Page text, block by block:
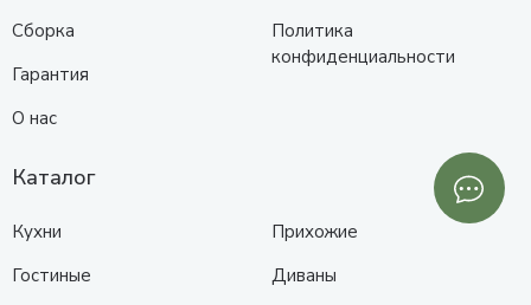
Сборка
Гарантия
О нас
Политика
конфиденциальности
Каталог
Кухни
Гостиные
Прихожие
Диваны